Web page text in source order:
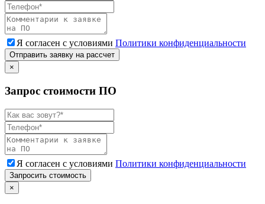
Я согласен с условиями Политики конфиденциальности
Отправить заявку на рассчет
×
Запрос стоимости ПО
Я согласен с условиями Политики конфиденциальности
Запросить стоимость
×